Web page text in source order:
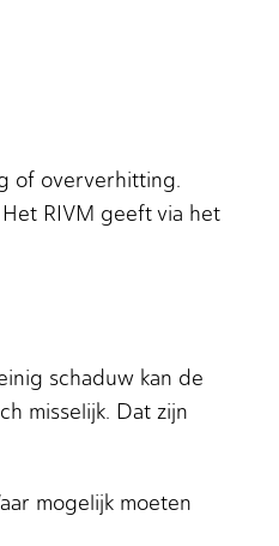
of oververhitting.
RIVM geeft via het
schaduw kan de
misselijk. Dat zijn
mogelijk moeten